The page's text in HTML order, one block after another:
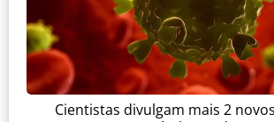
Cientistas divulgam mais 2